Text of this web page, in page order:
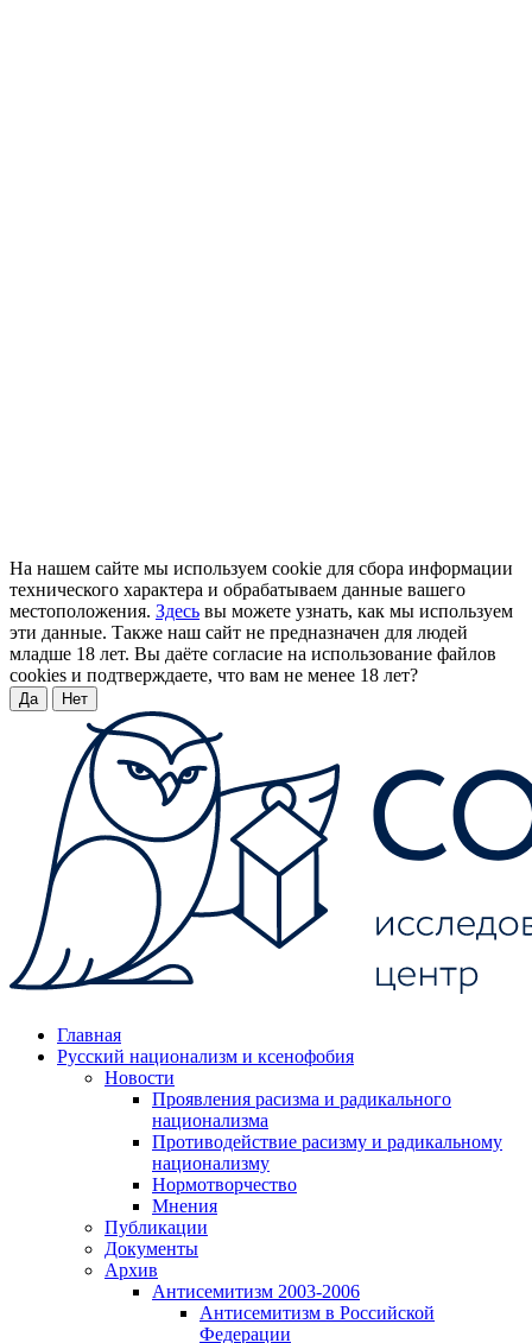
На нашем сайте мы используем cookie для сбора информации
технического характера и обрабатываем данные вашего
местоположения. Здесь вы можете узнать, как мы используем
эти данные. Также наш сайт не предназначен для людей
младше 18 лет. Вы даёте согласие на использование файлов
cookies и подтверждаете, что вам не менее 18 лет?
Да Нет
Главная
Русский национализм и ксенофобия
Новости
Проявления расизма и радикального
национализма
Противодействие расизму и радикальному
национализму
Нормотворчество
Мнения
Публикации
Документы
Архив
Антисемитизм 2003-2006
Антисемитизм в Российской
Федерации